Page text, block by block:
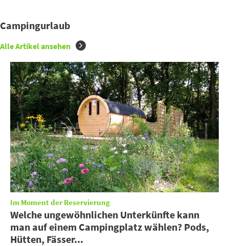
Campingurlaub
Alle Artikel ansehen
Im Moment der Reservierung
Welche ungewöhnlichen Unterkünfte kann
man auf einem Campingplatz wählen? Pods,
Hütten, Fässer...